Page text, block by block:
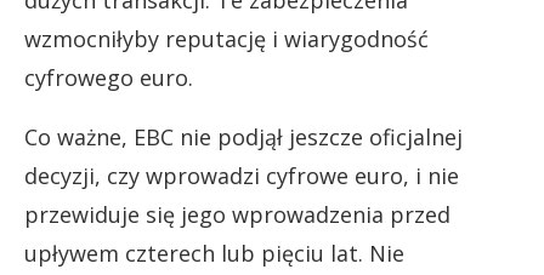
wzmocniłyby reputację i wiarygodność
cyfrowego euro.
Co ważne, EBC nie podjął jeszcze oficjalnej
decyzji, czy wprowadzi cyfrowe euro, i nie
przewiduje się jego wprowadzenia przed
upływem czterech lub pięciu lat. Nie